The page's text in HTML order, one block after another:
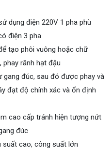
dụng điện 220V 1 pha phù
điện 3 pha
tạo phôi vuông hoặc chữ
phay rãnh hạt đậu
gang đúc, sau đó được phay và
đạt độ chính xác và ổn định
cao cấp tránh hiện tượng nứt
đúc
suất cao, công suất lớn